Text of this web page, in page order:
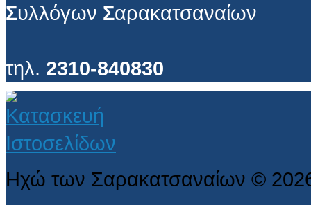
Συλλόγων Σαρακατσαναίων
τηλ. 2310-840830
Ηχώ των Σαρακατσαναίων ©